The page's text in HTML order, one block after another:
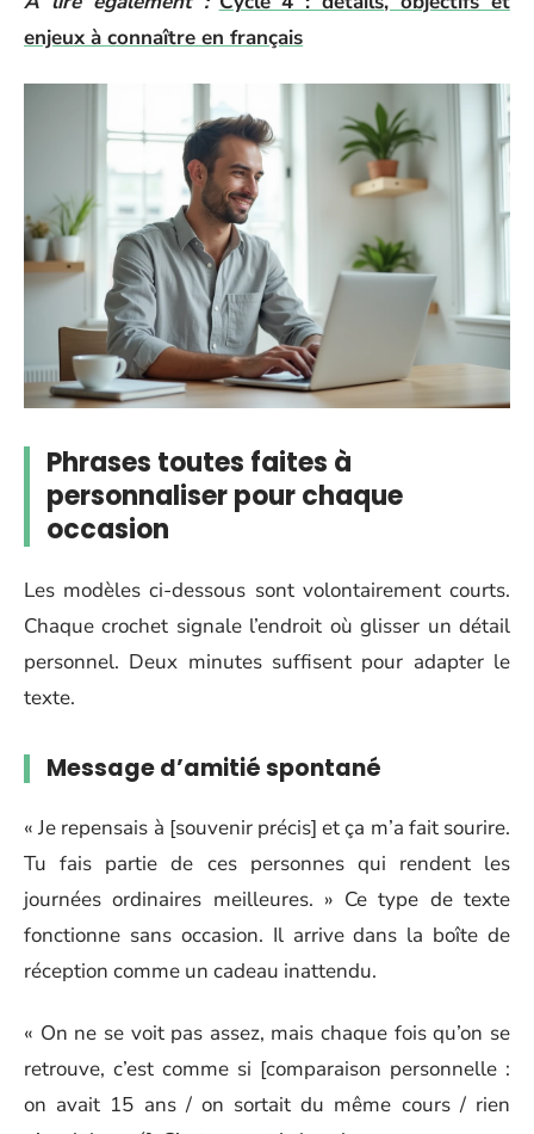
enjeux à connaître en français
Phrases toutes faites à
personnaliser pour chaque
occasion
Les modèles ci-dessous sont volontairement courts.
Chaque crochet signale l’endroit où glisser un détail
personnel. Deux minutes suffisent pour adapter le
texte.
Message d’amitié spontané
« Je repensais à [souvenir précis] et ça m’a fait sourire.
Tu fais partie de ces personnes qui rendent les
journées ordinaires meilleures. » Ce type de texte
fonctionne sans occasion. Il arrive dans la boîte de
réception comme un cadeau inattendu.
« On ne se voit pas assez, mais chaque fois qu’on se
retrouve, c’est comme si [comparaison personnelle :
on avait 15 ans / on sortait du même cours / rien